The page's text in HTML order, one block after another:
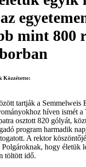
mint 800
Közzétette:
tartják a Semmelweis
híven ismét a
osztott 820 gólyát,
program harmadik
A rektor
hogy életük
töltött idő.